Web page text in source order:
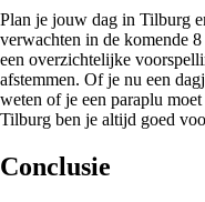
Plan je jouw dag in Tilburg
verwachten in de komende
een overzichtelijke
afstemmen. Of je nu een
weten of je een paraplu
Tilburg ben je altijd goed
Conclusie